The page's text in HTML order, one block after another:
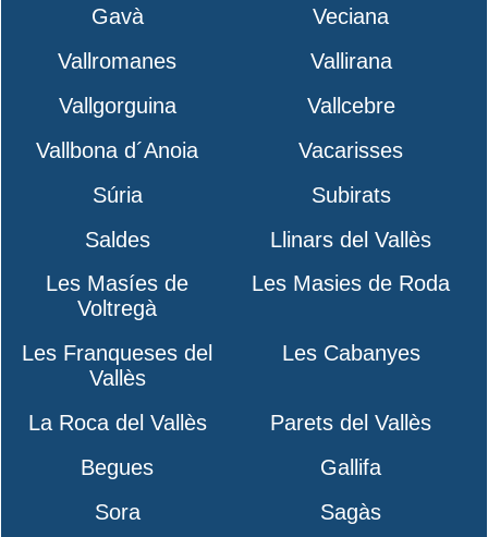
Gavà
Veciana
Vallromanes
Vallirana
Vallgorguina
Vallcebre
Vallbona d´Anoia
Vacarisses
Súria
Subirats
Saldes
Llinars del Vallès
Les Masíes de
Voltregà
Les Masies de Roda
Les Franqueses del
Vallès
Les Cabanyes
La Roca del Vallès
Parets del Vallès
Begues
Gallifa
Sora
Sagàs